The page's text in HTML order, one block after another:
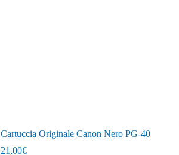
Cartuccia Originale Canon Nero PG-40
21,00€